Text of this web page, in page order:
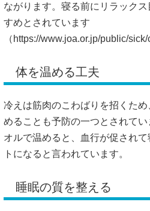
ながります。寝る前にリラック
すめとされています
（ https://www.joa.or.jp/public/
体を温める工夫
冷えは筋肉のこわばりを招くた
めることも予防の一つとされて
オルで温めると、血行が促され
トになると言われています。
睡眠の質を整える